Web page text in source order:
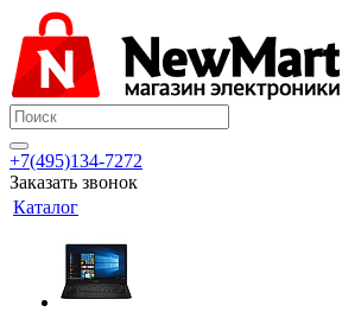
+7(495)134-7272
Заказать звонок
Каталог